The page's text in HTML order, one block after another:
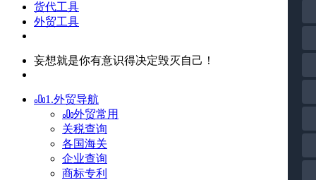
货代工具
外贸工具
妄想就是你有意识得决定毁灭自己！
1.外贸导航
外贸常用
关税查询
各国海关
企业查询
商标专利